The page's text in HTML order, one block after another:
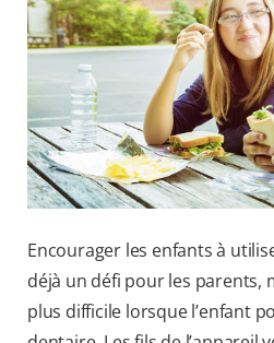
Encourager les enfants à
déjà un défi pour les parents,
plus difficile lorsque l’enfant